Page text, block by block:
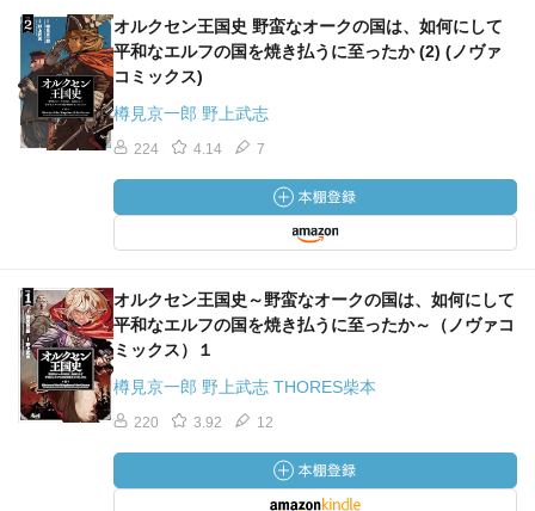
オルクセン王国史 野蛮なオークの国は、如何にして
平和なエルフの国を焼き払うに至ったか (2) (ノヴァ
コミックス)
樽見京一郎 野上武志
224 4.14 7
オルクセン王国史～野蛮なオークの国は、如何にして
平和なエルフの国を焼き払うに至ったか～（ノヴァコ
ミックス）１
樽見京一郎 野上武志 THORES柴本
220 3.92 12